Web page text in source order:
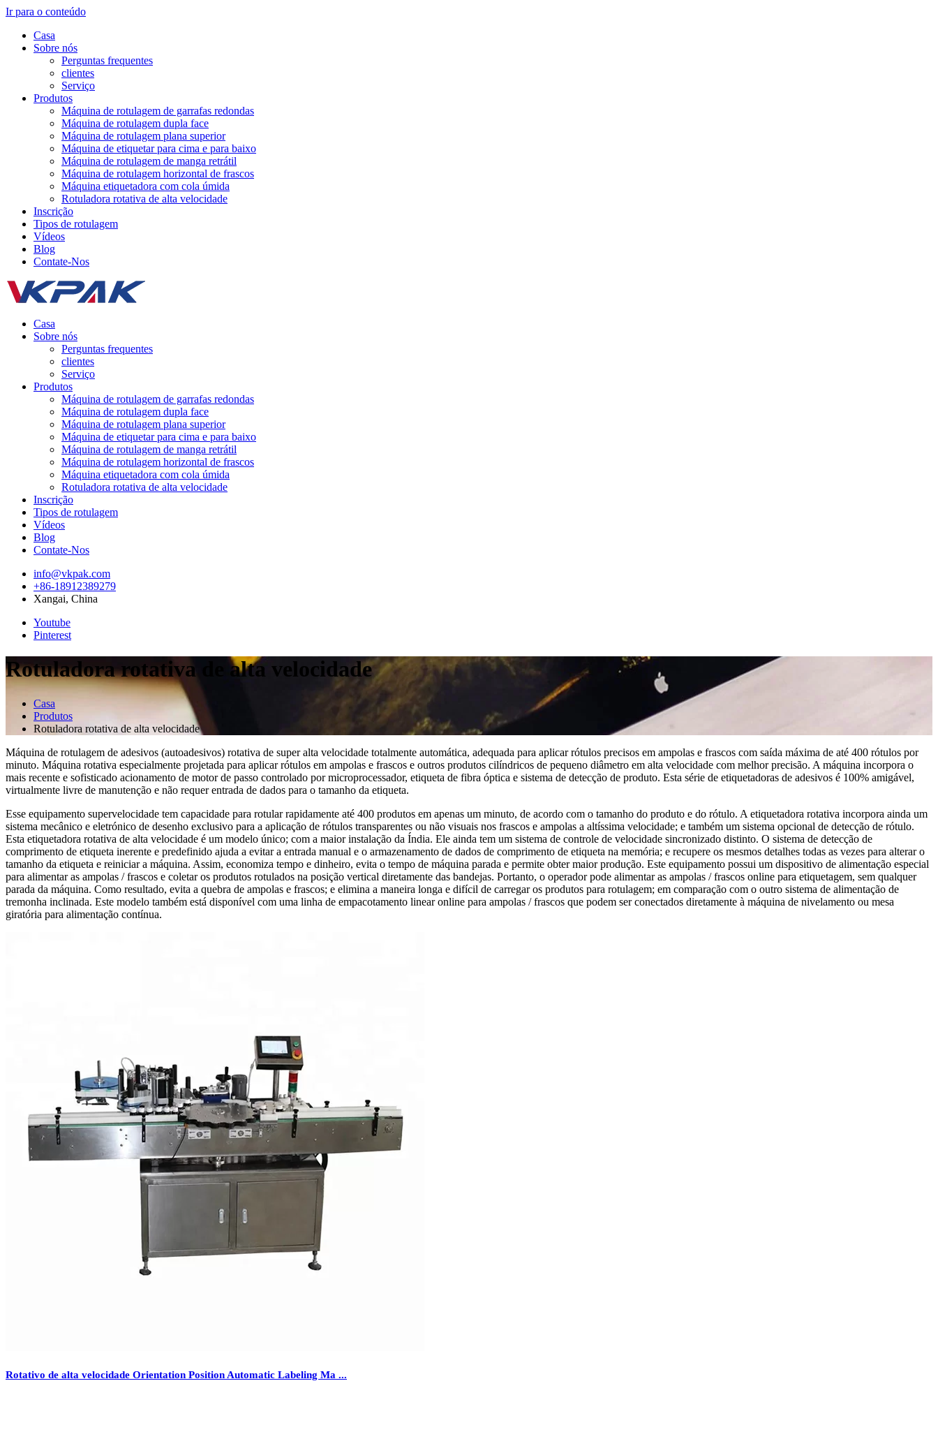
Ir para o conteúdo
Casa
Sobre nós
Perguntas frequentes
clientes
Serviço
Produtos
Máquina de rotulagem de garrafas redondas
Máquina de rotulagem dupla face
Máquina de rotulagem plana superior
Máquina de etiquetar para cima e para baixo
Máquina de rotulagem de manga retrátil
Máquina de rotulagem horizontal de frascos
Máquina etiquetadora com cola úmida
Rotuladora rotativa de alta velocidade
Inscrição
Tipos de rotulagem
Vídeos
Blog
Contate-Nos
Casa
Sobre nós
Perguntas frequentes
clientes
Serviço
Produtos
Máquina de rotulagem de garrafas redondas
Máquina de rotulagem dupla face
Máquina de rotulagem plana superior
Máquina de etiquetar para cima e para baixo
Máquina de rotulagem de manga retrátil
Máquina de rotulagem horizontal de frascos
Máquina etiquetadora com cola úmida
Rotuladora rotativa de alta velocidade
Inscrição
Tipos de rotulagem
Vídeos
Blog
Contate-Nos
info@vkpak.com
+86-18912389279
Xangai, China
Youtube
Pinterest
Rotuladora rotativa de alta velocidade
Casa
Produtos
Rotuladora rotativa de alta velocidade
Máquina de rotulagem de adesivos (autoadesivos) rotativa de super alta velocidade totalmente automática, adequada para aplicar rótulos precisos em ampolas e frascos com saída máxima de até 400 rótulos por
minuto. Máquina rotativa especialmente projetada para aplicar rótulos em ampolas e frascos e outros produtos cilíndricos de pequeno diâmetro em alta velocidade com melhor precisão. A máquina incorpora o
mais recente e sofisticado acionamento de motor de passo controlado por microprocessador, etiqueta de fibra óptica e sistema de detecção de produto. Esta série de etiquetadoras de adesivos é 100% amigável,
virtualmente livre de manutenção e não requer entrada de dados para o tamanho da etiqueta.
Esse equipamento supervelocidade tem capacidade para rotular rapidamente até 400 produtos em apenas um minuto, de acordo com o tamanho do produto e do rótulo. A etiquetadora rotativa incorpora ainda um
sistema mecânico e eletrónico de desenho exclusivo para a aplicação de rótulos transparentes ou não visuais nos frascos e ampolas a altíssima velocidade; e também um sistema opcional de detecção de rótulo.
Esta etiquetadora rotativa de alta velocidade é um modelo único; com a maior instalação da Índia. Ele ainda tem um sistema de controle de velocidade sincronizado distinto. O sistema de detecção de
comprimento de etiqueta inerente e predefinido ajuda a evitar a entrada manual e o armazenamento de dados de comprimento de etiqueta na memória; e recupere os mesmos detalhes todas as vezes para alterar o
tamanho da etiqueta e reiniciar a máquina. Assim, economiza tempo e dinheiro, evita o tempo de máquina parada e permite obter maior produção. Este equipamento possui um dispositivo de alimentação especial
para alimentar as ampolas / frascos e coletar os produtos rotulados na posição vertical diretamente das bandejas. Portanto, o operador pode alimentar as ampolas / frascos online para etiquetagem, sem qualquer
parada da máquina. Como resultado, evita a quebra de ampolas e frascos; e elimina a maneira longa e difícil de carregar os produtos para rotulagem; em comparação com o outro sistema de alimentação de
tremonha inclinada. Este modelo também está disponível com uma linha de empacotamento linear online para ampolas / frascos que podem ser conectados diretamente à máquina de nivelamento ou mesa
giratória para alimentação contínua.
Rotativo de alta velocidade Orientation Position Automatic Labeling Ma ...